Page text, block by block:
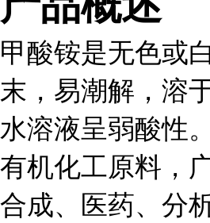
甲酸铵是无色或
末，易潮解，溶
水溶液呈弱酸性
有机化工原料，
合成、医药、分